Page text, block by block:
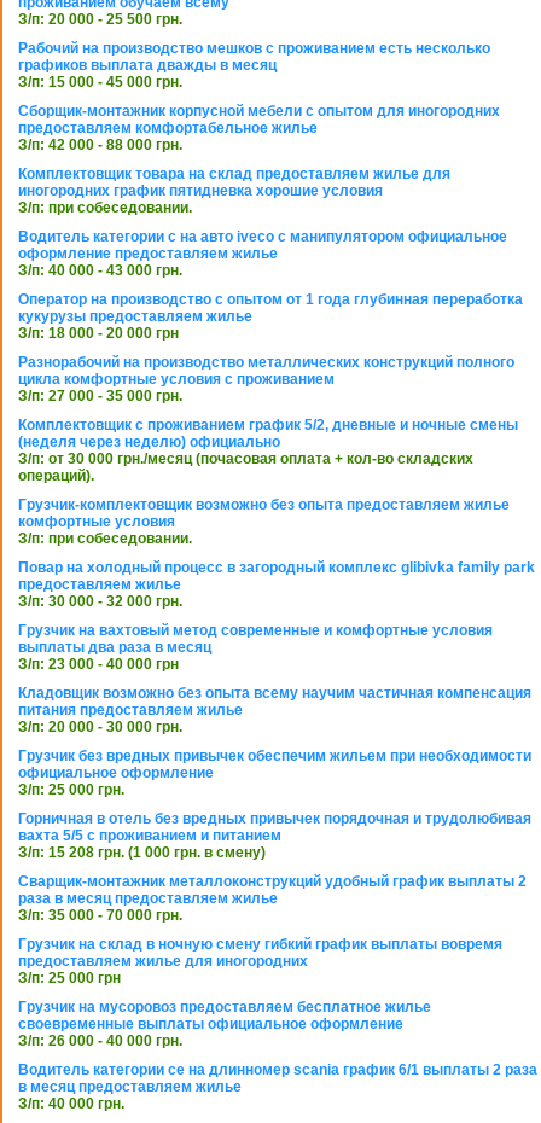
З/п: 20 000 - 25 500 грн.
Рабочий на производство мешков с проживанием есть несколько
графиков выплата дважды в месяц
З/п: 15 000 - 45 000 грн.
Сборщик-монтажник корпусной мебели с опытом для иногородних
предоставляем комфортабельное жилье
З/п: 42 000 - 88 000 грн.
Комплектовщик товара на склад предоставляем жилье для
иногородних график пятидневка хорошие условия
З/п: при собеседовании.
Водитель категории с на авто iveco с манипулятором официальное
оформление предоставляем жилье
З/п: 40 000 - 43 000 грн.
Оператор на производство с опытом от 1 года глубинная переработка
кукурузы предоставляем жилье
З/п: 18 000 - 20 000 грн
Разнорабочий на производство металлических конструкций полного
цикла комфортные условия с проживанием
З/п: 27 000 - 35 000 грн.
Комплектовщик с проживанием график 5/2, дневные и ночные смены
(неделя через неделю) официально
З/п: от 30 000 грн./месяц (почасовая оплата + кол-во складских
операций).
Грузчик-комплектовщик возможно без опыта предоставляем жилье
комфортные условия
З/п: при собеседовании.
Повар на холодный процесс в загородный комплекс glibivka family park
предоставляем жилье
З/п: 30 000 - 32 000 грн.
Грузчик на вахтовый метод современные и комфортные условия
выплаты два раза в месяц
З/п: 23 000 - 40 000 грн
Кладовщик возможно без опыта всему научим частичная компенсация
питания предоставляем жилье
З/п: 20 000 - 30 000 грн.
Грузчик без вредных привычек обеспечим жильем при необходимости
официальное оформление
З/п: 25 000 грн.
Горничная в отель без вредных привычек порядочная и трудолюбивая
вахта 5/5 с проживанием и питанием
З/п: 15 208 грн. (1 000 грн. в смену)
Сварщик-монтажник металлоконструкций удобный график выплаты 2
раза в месяц предоставляем жилье
З/п: 35 000 - 70 000 грн.
Грузчик на склад в ночную смену гибкий график выплаты вовремя
предоставляем жилье для иногородних
З/п: 25 000 грн
Грузчик на мусоровоз предоставляем бесплатное жилье
своевременные выплаты официальное оформление
З/п: 26 000 - 40 000 грн.
Водитель категории се на длинномер scania график 6/1 выплаты 2 раза
в месяц предоставляем жилье
З/п: 40 000 грн.